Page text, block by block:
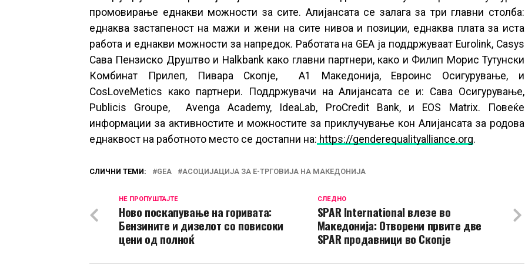
промовирање еднакви можности за сите. Алијансата се залага за три главни столба:
еднаква застапеност на мажи и жени на сите нивоа и позиции, еднаква плата за иста
работа и еднакви можности за напредок. Работата на GEA ја поддржуваат Eurolink, Casys
Сава Пензиско Друштво и Halkbank како главни партнери, како и Филип Морис Тутунски
Комбинат Прилеп, Пивара Скопје, А1 Македонија, Евроинс Осигурување, и
CosLoveMetics како партнери. Поддржувачи на Алијансата се и: Сава Осигурување,
Publicis Groupe, Avenga Academy, IdeaLab, ProCredit Bank, и EOS Мatrix. Повеќе
информации за активностите и можностите за приклучување кон Алијансата за родова
еднаквост на работното место се достапни на: https://genderequalityalliance.org.
СЛИЧНИ ТЕМИ: GEA АСОЦИЈАЦИЈА ЗА Е-ТРГОВИЈА НА МАКЕДОНИЈА
СЛЕДНО
SPAR International влезе во
Македонија: Отворени првите две
SPAR продавници во Скопје
НЕ ПРОПУШТАЈТЕ
Ново поскапување на горивата:
Бензините и дизелот со повисоки
цени од полноќ